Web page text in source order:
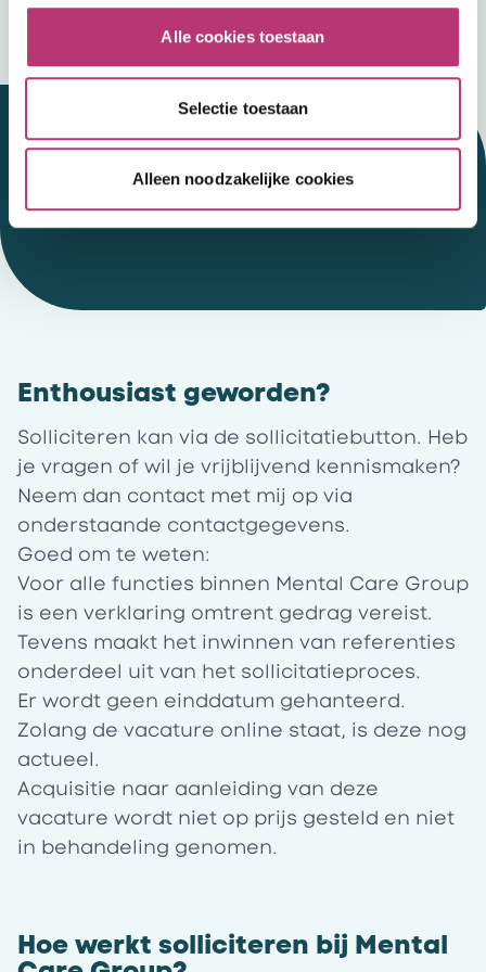
Alle cookies toestaan
Selectie toestaan
Alleen noodzakelijke cookies
01 Werken bij Mentaal Beter
Enthousiast geworden?
Solliciteren kan via de sollicitatiebutton. Heb
je vragen of wil je vrijblijvend kennismaken?
Neem dan contact met mij op via
onderstaande contactgegevens.
Goed om te weten:
Voor alle functies binnen Mental Care Group
is een verklaring omtrent gedrag vereist.
Tevens maakt het inwinnen van referenties
onderdeel uit van het sollicitatieproces.
Er wordt geen einddatum gehanteerd.
Zolang de vacature online staat, is deze nog
actueel.
Acquisitie naar aanleiding van deze
vacature wordt niet op prijs gesteld en niet
in behandeling genomen.
Hoe werkt solliciteren bij Mental